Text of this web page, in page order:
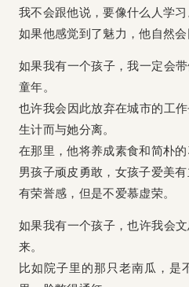
我不会跟他说，要像什么人学习
如果他感觉到了魅力，他自然会
如果我有一个孩子，我一定会
童年。
也许我会因此放弃在城市的工
生计而与她分离。
在那里，他将养成素食和简朴的
男孩子顽皮勇敢，女孩子爱美有
有荣誉感，但是不爱慕虚荣。
如果我有一个孩子，也许我会
来。
比如院子里的那只老南瓜，是